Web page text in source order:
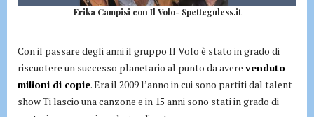
Erika Campisi con Il Volo- Spetteguless.it
Con il passare degli anni il gruppo Il Volo è stato in grado di
riscuotere un successo planetario al punto da avere venduto
milioni di copie. Era il 2009 l’anno in cui sono partiti dal talent
show Ti lascio una canzone e in 15 anni sono stati in grado di